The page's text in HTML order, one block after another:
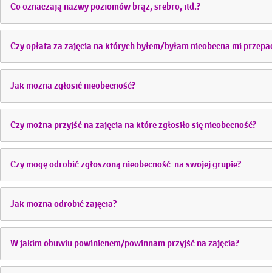
Co oznaczają nazwy poziomów brąz, srebro, itd.?
Czy opłata za zajęcia na których byłem/byłam nieobecna mi
Jak można zgłosić nieobecność?
Czy można przyjść na zajęcia na które zgłosiło się nieobecność?
Czy mogę odrobić zgłoszoną nieobecność na swojej grupie?
Jak można odrobić zajęcia?
W jakim obuwiu powinienem/powinnam przyjść na zajęcia?